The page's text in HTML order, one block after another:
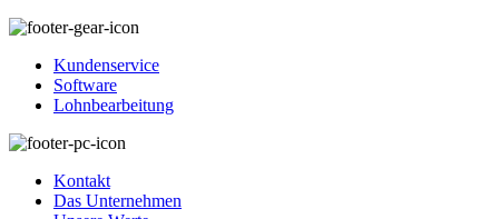
Kundenservice
Software
Lohnbearbeitung
Kontakt
Das Unternehmen